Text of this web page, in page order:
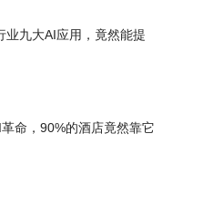
业九大AI应用，竟然能提
命，90%的酒店竟然靠它